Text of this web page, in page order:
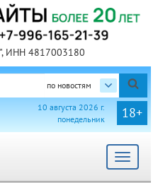
ИНН 4817003180
по новостям
18+
10 августа 2026 г.
понедельник
Toggle